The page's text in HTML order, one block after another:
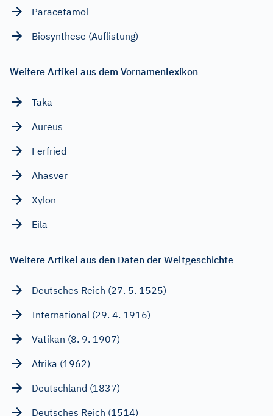
Paracetamol
Biosynthese (Auflistung)
Weitere Artikel aus dem Vornamenlexikon
Taka
Aureus
Ferfried
Ahasver
Xylon
Eila
Weitere Artikel aus den Daten der Weltgeschichte
Deutsches Reich (27. 5. 1525)
International (29. 4. 1916)
Vatikan (8. 9. 1907)
Afrika (1962)
Deutschland (1837)
Deutsches Reich (1514)